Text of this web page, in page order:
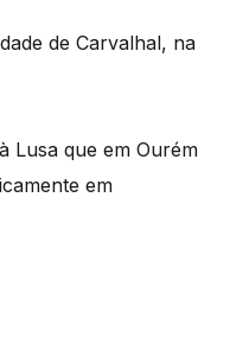
de Carvalhal, na
Lusa que em Ourém
em